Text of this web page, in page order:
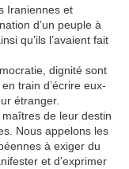
Iraniennes et
d’un peuple à
qu’ils l’avaient fait
dignité sont
train d’écrire eux-
étranger.
de leur destin
Nous appelons les
à exiger du
et d’exprimer